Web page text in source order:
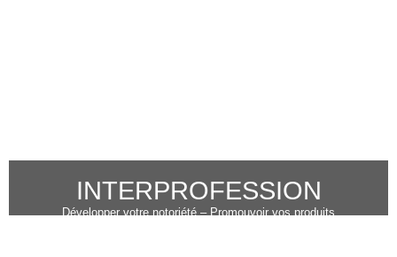
INTERPROFESSION
Développer votre notoriété – Promouvoir vos produits